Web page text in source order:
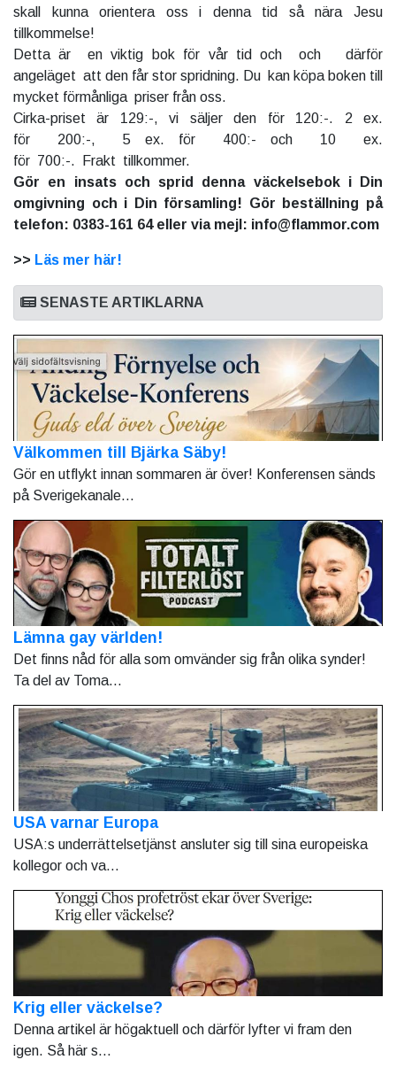
skall kunna orientera oss i denna tid så nära Jesu
tillkommelse!
Detta är en viktig bok för vår tid och och därför
angeläget att den får stor spridning. Du kan köpa boken till
mycket förmånliga priser från oss.
Cirka-priset är 129:-, vi säljer den för 120:-. 2 ex.
för 200:-, 5 ex. för 400:- och 10 ex.
för 700:-. Frakt tillkommer.
Gör en insats och sprid denna väckelsebok i Din
omgivning och i Din församling! Gör beställning på
telefon: 0383-161 64 eller via mejl: info@flammor.com
>> Läs mer här!
SENASTE ARTIKLARNA
Välkommen till Bjärka Säby!
Gör en utflykt innan sommaren är över! Konferensen sänds
på Sverigekanale...
Lämna gay världen!
Det finns nåd för alla som omvänder sig från olika synder!
Ta del av Toma...
USA varnar Europa
USA:s underrättelsetjänst ansluter sig till sina europeiska
kollegor och va...
Krig eller väckelse?
Denna artikel är högaktuell och därför lyfter vi fram den
igen. Så här s...